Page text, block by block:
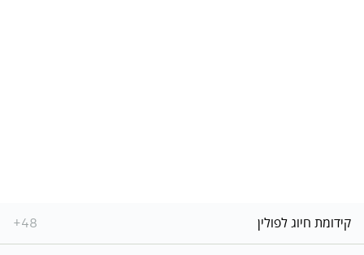
קידומת חיוג לפולין +48